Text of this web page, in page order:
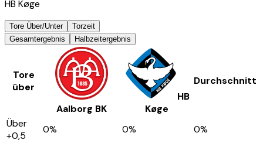
HB Køge
Tore Über/Unter
Torzeit
Gesamtergebnis
Halbzeitergebnis
Tore
über
Aalborg BK
HB
Køge
Durchschnitt
Über
+0,5
0% 0% 0%